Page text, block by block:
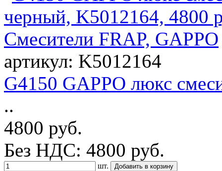
артикул: K5012164
G4150 GAPPO люкс
..
4800 руб.
Без НДС: 4800 руб.
шт.